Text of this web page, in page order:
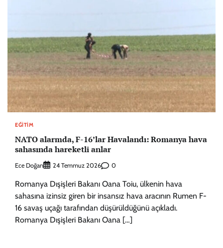
EĞITIM
NATO alarmda, F-16’lar Havalandı: Romanya hava
sahasında hareketli anlar
Ece Doğan 24 Temmuz 2026 0
Romanya Dışişleri Bakanı Oana Toiu, ülkenin hava
sahasına izinsiz giren bir insansız hava aracının Rumen F-
16 savaş uçağı tarafından düşürüldüğünü açıkladı.
Romanya Dışişleri Bakanı Oana […]